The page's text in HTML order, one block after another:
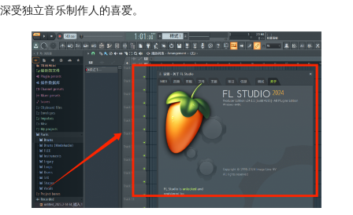
深受独立音乐制作人的喜爱。